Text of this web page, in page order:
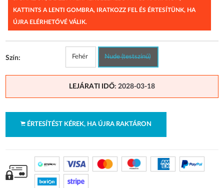
KATTINTS A LENTI GOMBRA, IRATKOZZ FEL ÉS ÉRTESÍTÜNK, HA
ÚJRA ELÉRHETŐVÉ VÁLIK.
Szín: Fehér Nude (testszínű)
LEJÁRATI IDŐ: 2028-03-18
ÉRTESÍTÉST KÉREK, HA ÚJRA RAKTÁRON